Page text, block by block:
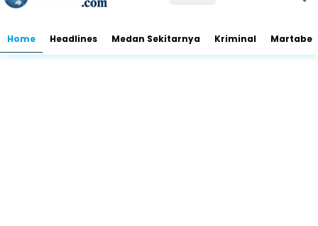
Home Headlines Medan Sekitarnya Kriminal Martabe